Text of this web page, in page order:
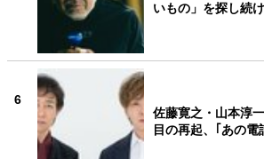
いもの」を探し続
6
佐藤寛之・山本淳
目の再起、｢あの